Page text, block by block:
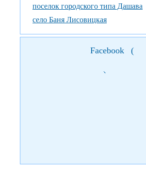
поселок городского типа Дашава
село Баня Лисовицкая
Facebook (
)